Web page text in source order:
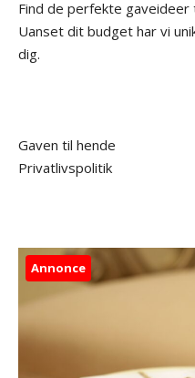
Find de perfekte gaveideer
Uanset dit budget har vi
dig.
Gaven til hende
Privatlivspolitik
Annonce